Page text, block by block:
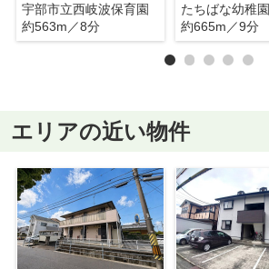
宇部市立西岐波保育園
約563m／8分
たちばな幼稚園
約665m／9分
エリアの近い物件